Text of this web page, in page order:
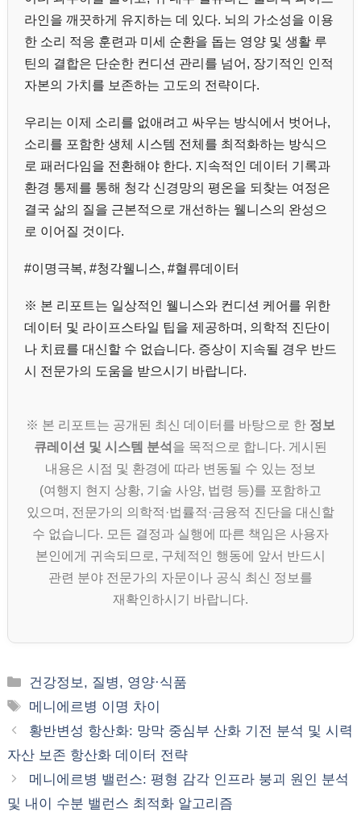
라인을 깨끗하게 유지하는 데 있다. 뇌의 가소성을 이용
한 소리 적응 훈련과 미세 순환을 돕는 영양 및 생활 루
틴의 결합은 단순한 컨디션 관리를 넘어, 장기적인 인적
자본의 가치를 보존하는 고도의 전략이다.
우리는 이제 소리를 없애려고 싸우는 방식에서 벗어나,
소리를 포함한 생체 시스템 전체를 최적화하는 방식으
로 패러다임을 전환해야 한다. 지속적인 데이터 기록과
환경 통제를 통해 청각 신경망의 평온을 되찾는 여정은
결국 삶의 질을 근본적으로 개선하는 웰니스의 완성으
로 이어질 것이다.
#이명극복, #청각웰니스, #혈류데이터
※ 본 리포트는 일상적인 웰니스와 컨디션 케어를 위한
데이터 및 라이프스타일 팁을 제공하며, 의학적 진단이
나 치료를 대신할 수 없습니다. 증상이 지속될 경우 반드
시 전문가의 도움을 받으시기 바랍니다.
※ 본 리포트는 공개된 최신 데이터를 바탕으로 한 정보
큐레이션 및 시스템 분석 을 목적으로 합니다. 게시된
내용은 시점 및 환경에 따라 변동될 수 있는 정보
(여행지 현지 상황, 기술 사양, 법령 등)를 포함하고
있으며, 전문가의 의학적·법률적·금융적 진단을 대신할
수 없습니다. 모든 결정과 실행에 따른 책임은 사용자
본인에게 귀속되므로, 구체적인 행동에 앞서 반드시
관련 분야 전문가의 자문이나 공식 최신 정보를
재확인하시기 바랍니다.
카
테
리
건강정보, 질병, 영양·식품
태
그
메니에르병 이명 차이
황반변성 항산화: 망막 중심부 산화 기전 분석 및 시력
자산 보존 항산화 데이터 전략
메니에르병 밸런스: 평형 감각 인프라 붕괴 원인 분석
및 내이 수분 밸런스 최적화 알고리즘